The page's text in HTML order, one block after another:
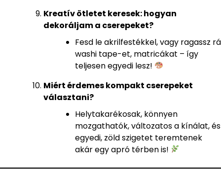
Kreatív ötletet keresek: hogyan
dekoráljam a cserepeket?
Fesd le akrilfestékkel, vagy ragassz rá
washi tape-et, matricákat – így
teljesen egyedi lesz!
Miért érdemes kompakt cserepeket
választani?
Helytakarékosak, könnyen
mozgathatók, változatos a kínálat, és
egyedi, zöld szigetet teremtenek
akár egy apró térben is!